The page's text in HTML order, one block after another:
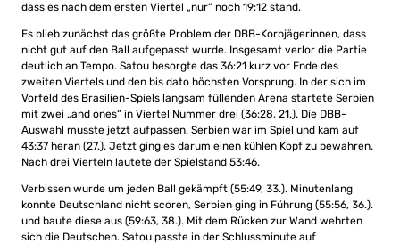
dass es nach dem ersten Viertel „nur“ noch 19:12 stand.
Es blieb zunächst das größte Problem der DBB-Korbjägerinnen, dass
nicht gut auf den Ball aufgepasst wurde. Insgesamt verlor die Partie
deutlich an Tempo. Satou besorgte das 36:21 kurz vor Ende des
zweiten Viertels und den bis dato höchsten Vorsprung. In der sich im
Vorfeld des Brasilien-Spiels langsam füllenden Arena startete Serbien
mit zwei „and ones“ in Viertel Nummer drei (36:28, 21.). Die DBB-
Auswahl musste jetzt aufpassen. Serbien war im Spiel und kam auf
43:37 heran (27.). Jetzt ging es darum einen kühlen Kopf zu bewahren.
Nach drei Vierteln lautete der Spielstand 53:46.
Verbissen wurde um jeden Ball gekämpft (55:49, 33.). Minutenlang
konnte Deutschland nicht scoren, Serbien ging in Führung (55:56, 36.).
und baute diese aus (59:63, 38.). Mit dem Rücken zur Wand wehrten
sich die Deutschen. Satou passte in der Schlussminute auf